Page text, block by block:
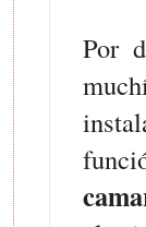
Por